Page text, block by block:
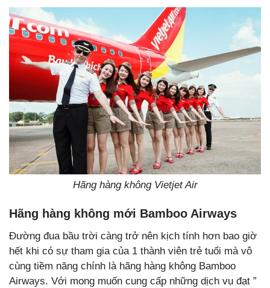
Hãng hàng không Vietjet Air
Hãng hàng không mới Bamboo Airways
Đường đua bầu trời càng trở nên kịch tính hơn bao giờ
hết khi có sự tham gia của 1 thành viên trẻ tuổi mà vô
cùng tiềm năng chính là hãng hàng không Bamboo
Airways. Với mong muốn cung cấp những dịch vụ đạt ”